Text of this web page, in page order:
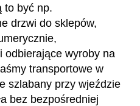
to być np.
drzwi do sklepów,
odbierające wyroby na
transportowe w
szlabany przy wjeździe
bez bezpośredniej